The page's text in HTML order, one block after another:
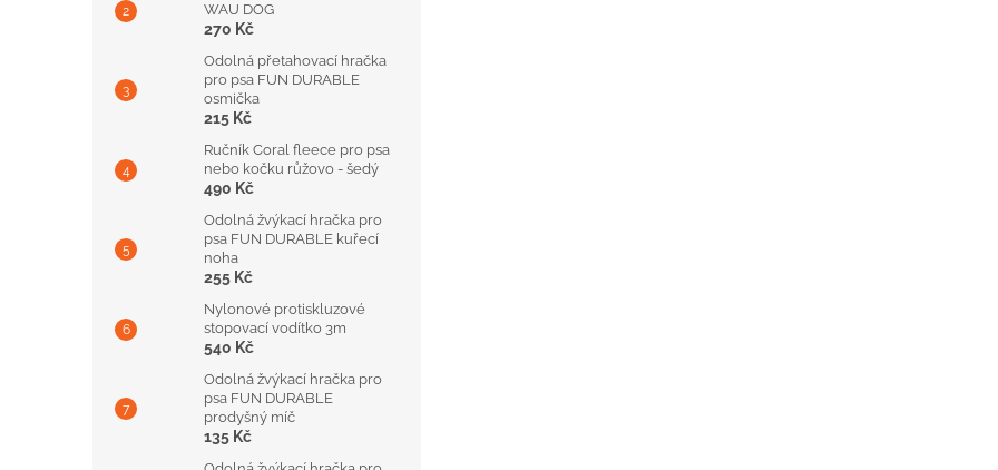
WAU DOG
270 Kč
Odolná přetahovací hračka
pro psa FUN DURABLE
osmička
215 Kč
Ručník Coral fleece pro psa
nebo kočku růžovo - šedý
490 Kč
Odolná žvýkací hračka pro
psa FUN DURABLE kuřecí
noha
255 Kč
Nylonové protiskluzové
stopovací vodítko 3m
540 Kč
Odolná žvýkací hračka pro
psa FUN DURABLE
prodyšný míč
135 Kč